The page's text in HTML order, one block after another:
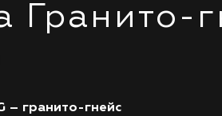
Гранито-
– гранито-гнейс